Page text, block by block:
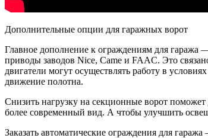
Дополнительные опции для гаражных ворот
Главное дополнение к ограждениям для гаража
приводы заводов Nice, Came и FAAC. Это
двигатели могут осуществлять работу в
движение полотна.
Снизить нагрузку на секционные ворот
более современный вид. А чтобы улучшить
Заказать автоматические ограждения для